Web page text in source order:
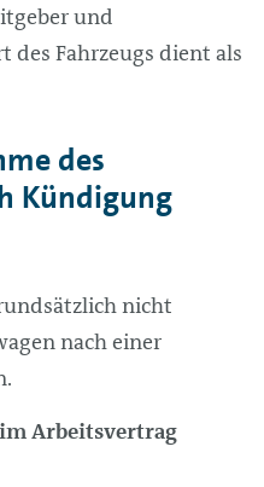
und
des Fahrzeugs dient als
des
Kündigung
nicht
nach einer
Arbeitsvertrag